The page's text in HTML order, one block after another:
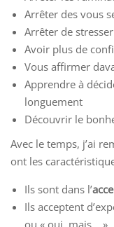
Arrêter des vous
Arrêter de
Avoir plus de
Vous affirmer
Apprendre à
longuement
Découvrir le
Avec le temps, j’ai
ont les
Ils sont dans l’
Ils acceptent
ou « oui, mais… »